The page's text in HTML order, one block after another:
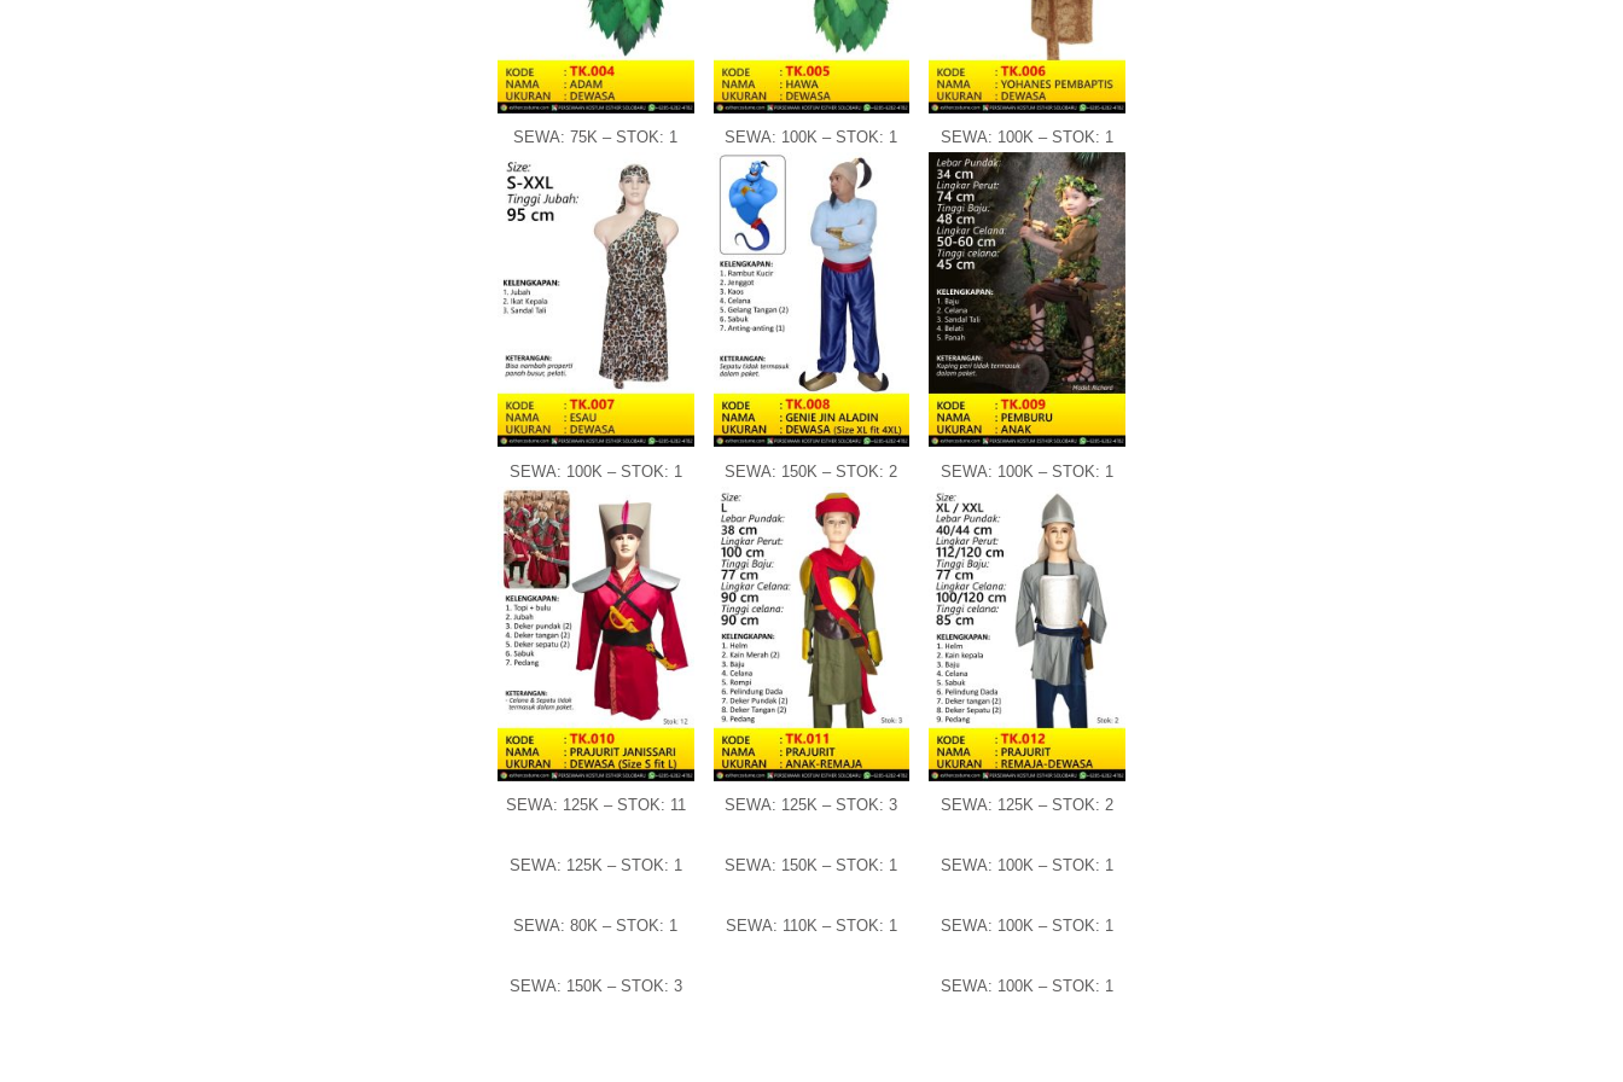
SEWA: 75K – STOK: 1 SEWA: 100K – STOK: 1 SEWA: 100K – STOK: 1
SEWA: 100K – STOK: 1 SEWA: 150K – STOK: 2 SEWA: 100K – STOK: 1
SEWA: 125K – STOK: 11 SEWA: 125K – STOK: 3 SEWA: 125K – STOK: 2
SEWA: 125K – STOK: 1 SEWA: 150K – STOK: 1 SEWA: 100K – STOK: 1
SEWA: 80K – STOK: 1 SEWA: 110K – STOK: 1 SEWA: 100K – STOK: 1
SEWA: 150K – STOK: 3 SEWA: 100K – STOK: 1